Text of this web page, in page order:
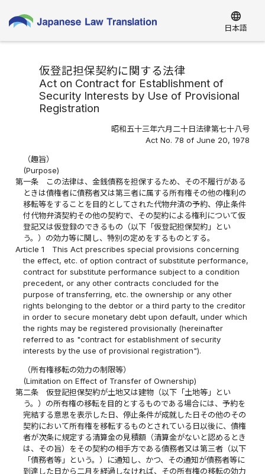
language
日本語
仮登記担保契約に関する法律
Act on Contract for Establishment of
Security Interests by Use of Provisional
Registration
昭和五十三年六月二十日法律第七十八号
Act No. 78 of June 20, 1978
（趣旨）
(Purpose)
第一条
この法律は、金銭債務を担保するため、その不履行がある
ときは債権者に債務者又は第三者に属する所有権その他の権利の
移転等をすることを目的としてされた代物弁済の予約、停止条件
付代物弁済契約その他の契約で、その契約による権利について仮
登記又は仮登録のできるもの（以下「仮登記担保契約」とい
う。）の効力等に関し、特別の定めをするものとする。
Article 1
This Act prescribes special provisions concerning
the effect, etc. of option contract of substitute performance,
contract for substitute performance subject to a condition
precedent, or any other contracts concluded for the
purpose of transferring, etc. the ownership or any other
rights belonging to the debtor or a third party to the creditor
in order to secure monetary debt upon default, under which
the rights may be registered provisionally (hereinafter
referred to as "contract for establishment of security
interests by the use of provisional registration").
（所有権移転の効力の制限等）
(Limitation on Effect of Transfer of Ownership)
第二条
仮登記担保契約が土地又は建物（以下「土地等」とい
う。）の所有権の移転を目的とするものである場合には、予約を
完結する意思を表示した日、停止条件が成就した日その他のその
契約において所有権を移転するものとされている日以後に、債権
者が次条に規定する清算金の見積額（清算金がないと認めるとき
は、その旨）をその契約の相手方である債務者又は第三者（以下
「債務者等」という。）に通知し、かつ、その通知が債務者等に
到達した日から二月を経過しなければ、その所有権の移転の効力